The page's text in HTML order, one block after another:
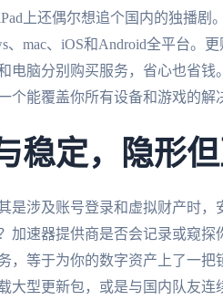
上还偶尔想追个国内的独播剧
、mac、iOS和Android全平台。
电脑分别购买服务，省心也省
个能覆盖你所有设备和游戏的解
稳定，隐形
是涉及账号登录和虚拟财产时
加速器提供商是否会记录或窥
，等于为你的数字资产上了一
大型更新包，或是与国内队友